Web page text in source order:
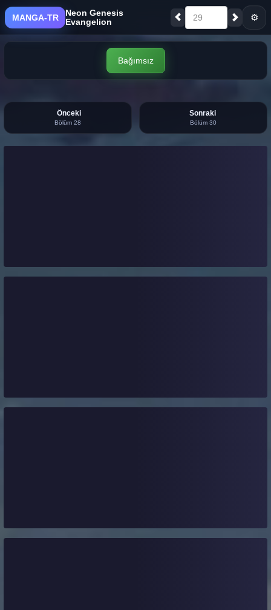
MANGA-TR
Neon Genesis
Evangelion
29 ⚙
Bağımsız
Önceki
Bölüm 28
Sonraki
Bölüm 30